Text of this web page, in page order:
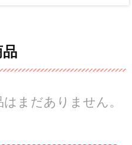
まだありません。